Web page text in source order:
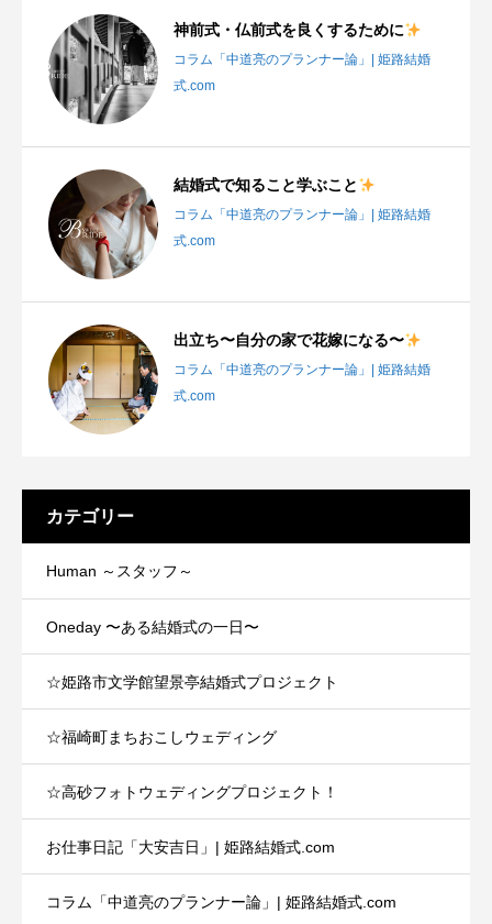
神前式・仏前式を良くするために
コラム「中道亮のプランナー論」| 姫路結婚
式.com
結婚式で知ること学ぶこと
コラム「中道亮のプランナー論」| 姫路結婚
式.com
出立ち〜自分の家で花嫁になる〜
コラム「中道亮のプランナー論」| 姫路結婚
式.com
カテゴリー
Human ～スタッフ～
Oneday 〜ある結婚式の一日〜
☆姫路市文学館望景亭結婚式プロジェクト
☆福崎町まちおこしウェディング
☆高砂フォトウェディングプロジェクト！
お仕事日記「大安吉日」| 姫路結婚式.com
コラム「中道亮のプランナー論」| 姫路結婚式.com